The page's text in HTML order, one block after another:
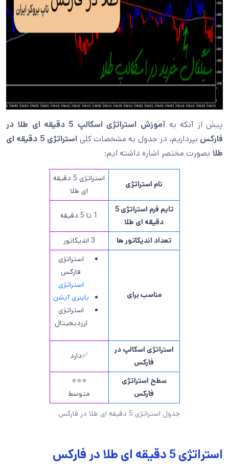
پیش از آنکه به
آموزش استراتژی اسکالپ 5 دقیقه ای طلا در
فارکس بپردازیم، در جدول به مشخصات کلی
استراتژی 5 دقیقه ای
طلا بصورت مختصر اشاره داشته ایم:
جدول استراتژی 5 دقیقه ای طلا در فارکس
نام استراتژی
استراتژی 5 دقیقه
ای طلا
تایم فرم استراتژی 5
دقیقه ای طلا
1 تا 5 دقیقه
تعداد اندیکاتور ها 3 اندیکاتور
مناسب برای
استراتژی
فارکس
استراتژی
باینری آپشن
استراتژی
ارزدیجیتال
استراتژی اسکالپ در
فارکس
✅دارد
سطح استراتژی
فارکس
⭐⭐⭐
متوسط
استراتژی 5 دقیقه ای طلا در فارکس